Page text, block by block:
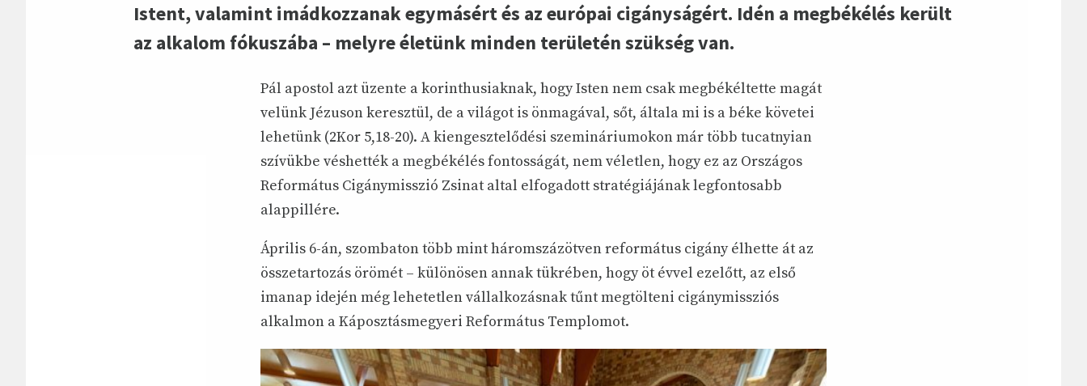
Istent, valamint imádkozzanak egymásért és az európai cigányságért. Idén a megbékélés került
az alkalom fókuszába – melyre életünk minden területén szükség van.
Pál apostol azt üzente a korinthusiaknak, hogy Isten nem csak megbékéltette magát
velünk Jézuson keresztül, de a világot is önmagával, sőt, általa mi is a béke követei
lehetünk (2Kor 5,18-20). A kiengesztelődési szemináriumokon már több tucatnyian
szívükbe véshették a megbékélés fontosságát, nem véletlen, hogy ez az Országos
Református Cigánymisszió Zsinat altal elfogadott stratégiájának legfontosabb
alappillére.
Április 6-án, szombaton több mint háromszázötven református cigány élhette át az
összetartozás örömét – különösen annak tükrében, hogy öt évvel ezelőtt, az első
imanap idején még lehetetlen vállalkozásnak tűnt megtölteni cigánymissziós
alkalmon a Káposztásmegyeri Református Templomot.